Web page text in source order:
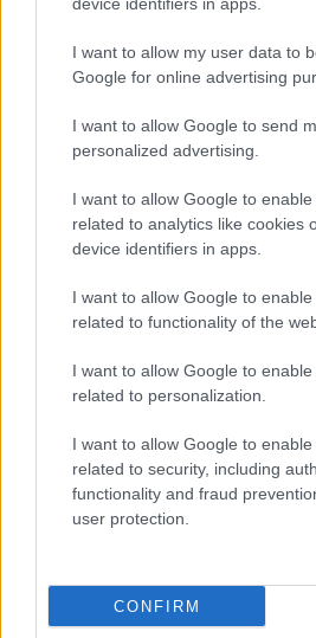
I want to allow my user data to
Google for online advertising
I want to allow Google to send
personalized advertising.
I want to allow Google to
related to analytics like cookies
device identifiers in apps.
I want to allow Google to
related to functionality of the
I want to allow Google to
related to personalization.
I want to allow Google to
related to security, including
functionality and fraud
user protection.
CONFIRM
Képen a Sony Xperia SL, az új
Ingyen cserélik a hibás Samsung
Garanciában cserélik a törött Sony
Ingyen akkumulátor iPhone-hoz
Három éves telefonokon cserél a
További hírek
Számos népszerű Samsung
UI 9 frissítésből – itt a lista az
Az Android rejtett